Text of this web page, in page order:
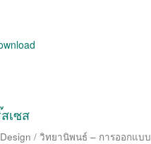
เซส
/ วิทยานิพนธ์ – การออกแบบ